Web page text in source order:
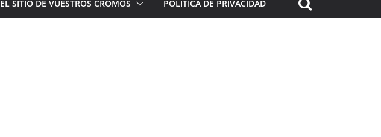
EL SITIO DE VUESTROS CROMOS POLÍTICA DE PRIVACIDAD